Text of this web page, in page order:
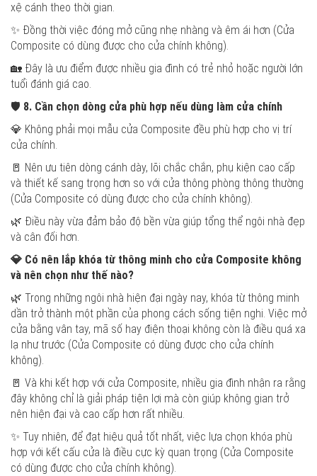
xệ cánh theo thời gian.
✨ Đồng thời việc đóng mở cũng nhẹ nhàng và êm ái hơn (Cửa
Composite có dùng được cho cửa chính không).
🏡 Đây là ưu điểm được nhiều gia đình có trẻ nhỏ hoặc người lớn
tuổi đánh giá cao.
🛡️ 8. Cần chọn dòng cửa phù hợp nếu dùng làm cửa chính
💎 Không phải mọi mẫu cửa Composite đều phù hợp cho vị trí
cửa chính.
🚪 Nên ưu tiên dòng cánh dày, lõi chắc chắn, phụ kiện cao cấp
và thiết kế sang trọng hơn so với cửa thông phòng thông thường
(Cửa Composite có dùng được cho cửa chính không).
🌿 Điều này vừa đảm bảo độ bền vừa giúp tổng thể ngôi nhà đẹp
và cân đối hơn.
💎 Có nên lắp khóa từ thông minh cho cửa Composite không
và nên chọn như thế nào?
🌿 Trong những ngôi nhà hiện đại ngày nay, khóa từ thông minh
dần trở thành một phần của phong cách sống tiện nghi. Việc mở
cửa bằng vân tay, mã số hay điện thoại không còn là điều quá xa
lạ như trước (Cửa Composite có dùng được cho cửa chính
không).
🚪 Và khi kết hợp với cửa Composite, nhiều gia đình nhận ra rằng
đây không chỉ là giải pháp tiện lợi mà còn giúp không gian trở
nên hiện đại và cao cấp hơn rất nhiều.
✨ Tuy nhiên, để đạt hiệu quả tốt nhất, việc lựa chọn khóa phù
hợp với kết cấu cửa là điều cực kỳ quan trọng (Cửa Composite
có dùng được cho cửa chính không).